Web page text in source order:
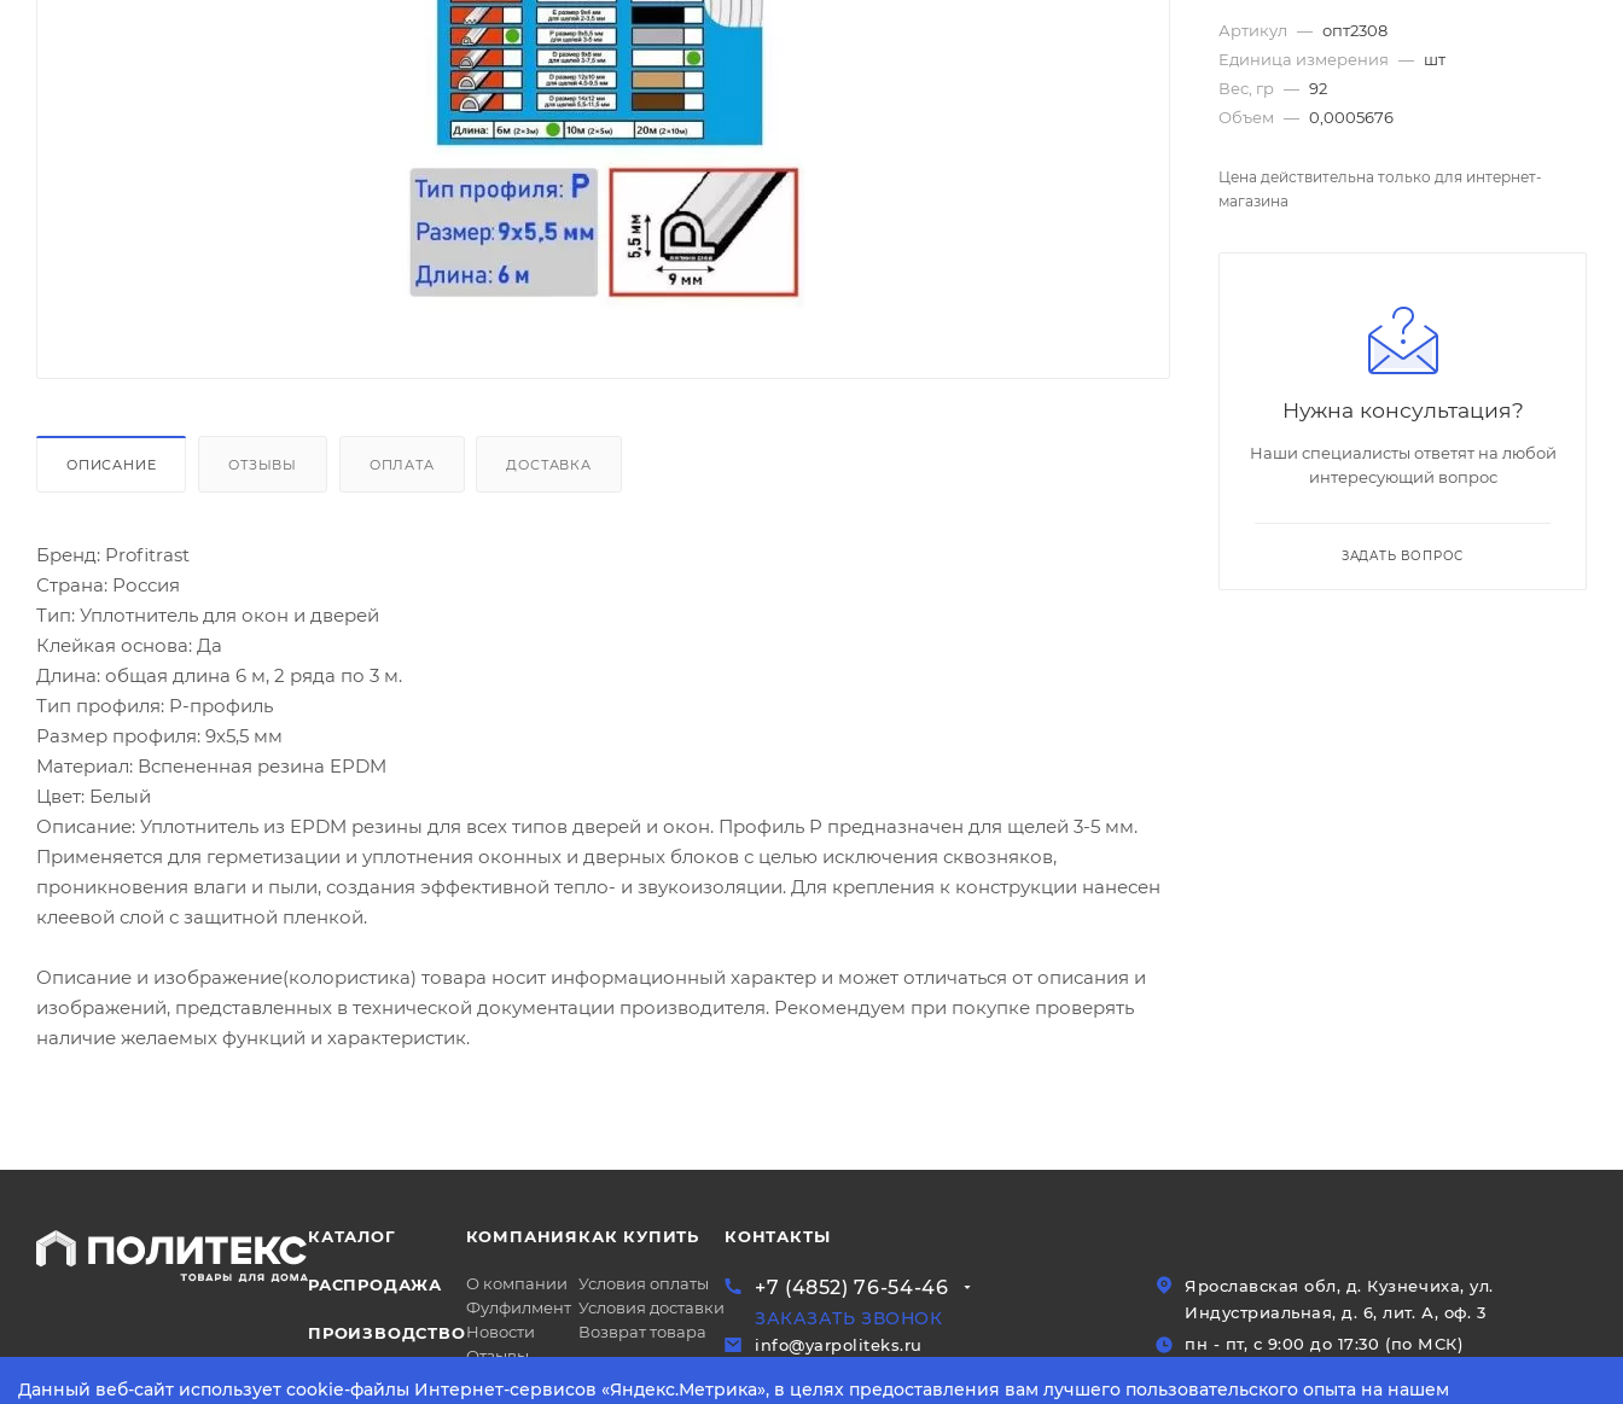
ОПИСАНИЕ ОТЗЫВЫ ОПЛАТА ДОСТАВКА
Бренд: Profitrast
Страна: Россия
Тип: Уплотнитель для окон и дверей
Клейкая основа: Да
Длина: общая длина 6 м, 2 ряда по 3 м.
Тип профиля: P-профиль
Размер профиля: 9x5,5 мм
Материал: Вспененная резина EPDM
Цвет: Белый
Описание: Уплотнитель из EPDM резины для всех типов дверей и окон. Профиль P предназначен для щелей 3-5 мм.
Применяется для герметизации и уплотнения оконных и дверных блоков с целью исключения сквозняков,
проникновения влаги и пыли, создания эффективной тепло- и звукоизоляции. Для крепления к конструкции нанесен
клеевой слой с защитной пленкой.
Описание и изображение(колористика) товара носит информационный характер и может отличаться от описания и
изображений, представленных в технической документации производителя. Рекомендуем при покупке проверять
наличие желаемых функций и характеристик.
Артикул — опт2308
Единица измерения — шт
Вес, гр — 92
Объем — 0,0005676
Цена действительна только для интернет-
магазина
Нужна консультация?
Наши специалисты ответят на любой
интересующий вопрос
ЗАДАТЬ ВОПРОС
КАТАЛОГ
РАСПРОДАЖА
ПРОИЗВОДСТВО
КОМПАНИЯ
О компании
Фулфилмент
Новости
Отзывы
КАК КУПИТЬ
Условия оплаты
Условия доставки
Возврат товара
КОНТАКТЫ
+7 (4852) 76-54-46
ЗАКАЗАТЬ ЗВОНОК
Ярославская обл, д. Кузнечиха, ул.
Индустриальная, д. 6, лит. А, оф. 3
info@yarpoliteks.ru
пн - пт, с 9:00 до 17:30 (по МСК)
Данный веб-сайт использует cookie-файлы Интернет-сервисов «Яндекс.Метрика», в целях предоставления вам лучшего пользовательского опыта на нашем